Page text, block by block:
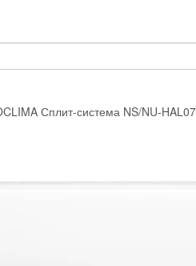
Сплит-система NS/NU-